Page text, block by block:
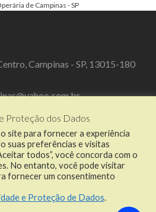
de Campinas - SP
Campinas - SP, 13015-180
3519-3067
do
Link
do
Twitter
Link
do
Dribbble
Link
do
Instagram
Proteção dos Dados
site para fornecer a experiência
suas preferências e visitas
todos”, você concorda com o
No entanto, você pode visitar
fornecer um consentimento
e Proteção de Dados.